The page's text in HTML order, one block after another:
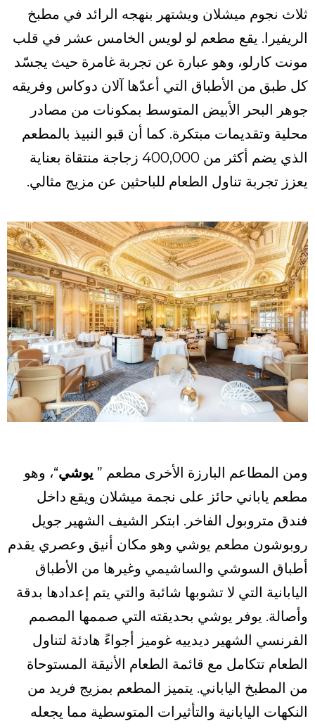
ثلاث نجوم ميشلان ويشتهر بنهجه الرائد في مطبخ
الريفيرا. يقع مطعم لو لويس الخامس عشر في قلب
مونت كارلو، وهو عبارة عن تجربة غامرة حيث يجسّد
كل طبق من الأطباق التي أعدّها آلان دوكاس وفريقه
جوهر البحر الأبيض المتوسط بمكونات من مصادر
محلية وتقديمات مبتكرة. كما أن قبو النبيذ بالمطعم
الذي يضم أكثر من 400,000 زجاجة منتقاة بعناية
يعزز تجربة تناول الطعام للباحثين عن مزيج مثالي.
ومن المطاعم البارزة الأخرى مطعم ” يوشي“، وهو
مطعم ياباني حائز على نجمة ميشلان ويقع داخل
فندق متروبول الفاخر. ابتكر الشيف الشهير جويل
روبوشون مطعم يوشي وهو مكان أنيق وعصري يقدم
أطباق السوشي والساشيمي وغيرها من الأطباق
اليابانية التي لا تشوبها شائبة والتي يتم إعدادها بدقة
وأصالة. يوفر يوشي بحديقته التي صممها المصمم
الفرنسي الشهير ديدييه غوميز أجواءً هادئة لتناول
الطعام تتكامل مع قائمة الطعام الأنيقة المستوحاة
من المطبخ الياباني. يتميز المطعم بمزيج فريد من
النكهات اليابانية والتأثيرات المتوسطية مما يجعله